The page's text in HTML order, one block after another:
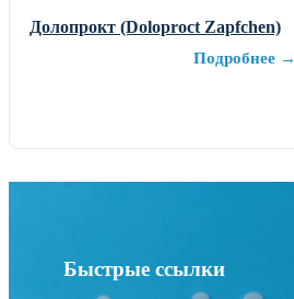
Долопрокт (Doloproct Zapfchen)
Подробнее →
Быстрые ссылки